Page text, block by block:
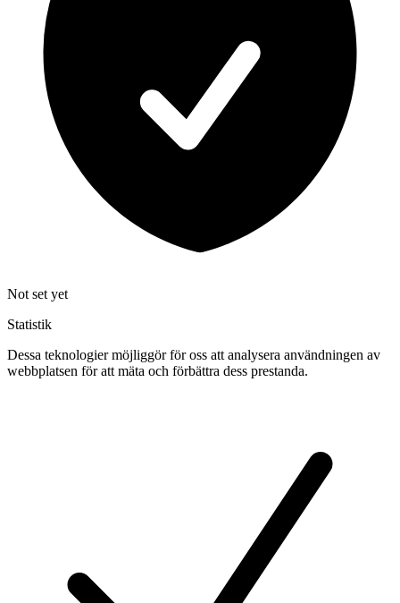
Not set yet
Statistik
Dessa teknologier möjliggör för oss att analysera användningen av
webbplatsen för att mäta och förbättra dess prestanda.